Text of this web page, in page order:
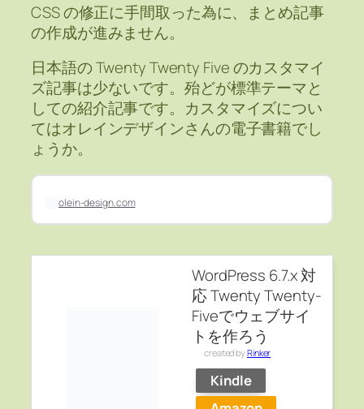
CSS の修正に手間取った為に、まとめ記事
の作成が進みません。
日本語の Twenty Twenty Five のカスタマイ
ズ記事は少ないです。殆どが標準テーマと
しての紹介記事です。カスタマイズについ
てはオレインデザインさんの電子書籍でし
ょうか。
olein-design.com
WordPress 6.7.x 対
応 Twenty Twenty-
Fiveでウェブサイ
トを作ろう
created byRinker
Kindle